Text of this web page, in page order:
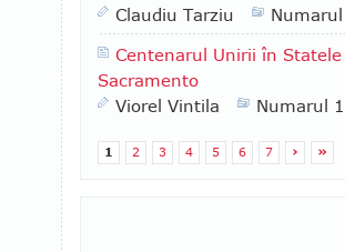
Claudiu Tarziu
Centenarul Unirii în
Sacramento
Viorel Vintila
Numarul
1 2 3 4 5 6 7 › »